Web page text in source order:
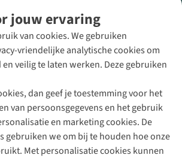
jouw ervaring
van cookies. We gebruiken
vriendelijke analytische cookies om
veilig te laten werken. Deze gebruiken
dan geef je toestemming voor het
van persoonsgegevens en het gebruik
en marketing cookies. De
gebruiken we om bij te houden hoe onze
Met personalisatie cookies kunnen
een Buitenexpert
88